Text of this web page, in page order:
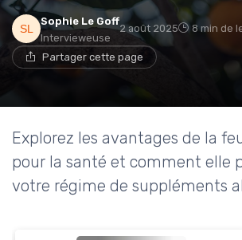
Sophie Le Goff
Intervieweuse
2 août 2025 8 min de
Partager cette page
Explorez les avantages de la
pour la santé et comment elle
votre régime de suppléments